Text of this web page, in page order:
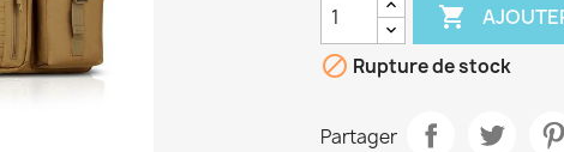

 Rupture de stock
Partager